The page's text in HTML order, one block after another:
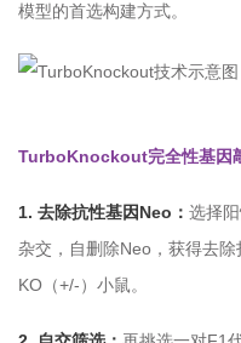
模型的首选构建方式。
TurboKnockout完全性基因
1. 去除抗性基因Neo： 选择
杂交，自删除Neo，获得去
KO（+/-）小鼠。